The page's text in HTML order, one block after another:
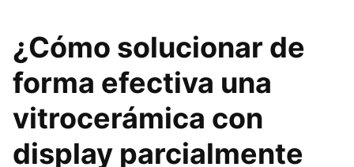
¿Cómo solucionar de
forma efectiva una
vitrocerámica con
display parcialmente